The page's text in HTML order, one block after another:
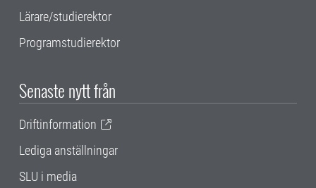
Lärare/studierektor
Programstudierektor
Senaste nytt från
Driftinformation
Lediga anställningar
SLU i media